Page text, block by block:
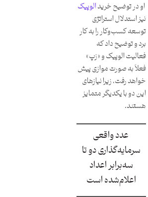
او در توضیح خریدالوپیک
نیز استدلال استراتژی
توسعه کسب‌وکار را به کار
برد و توضیح داد که
فعالیت الوپیک و «زپ»
فعلاً به صورت موازی پیش
خواهد رفت، زیرا نیازهای
این دو با یکدیگر متمایز
هستند.
عدد واقعی
سرمایه‌گذاری دو تا
سه‌برابر اعداد
اعلام‌شده است